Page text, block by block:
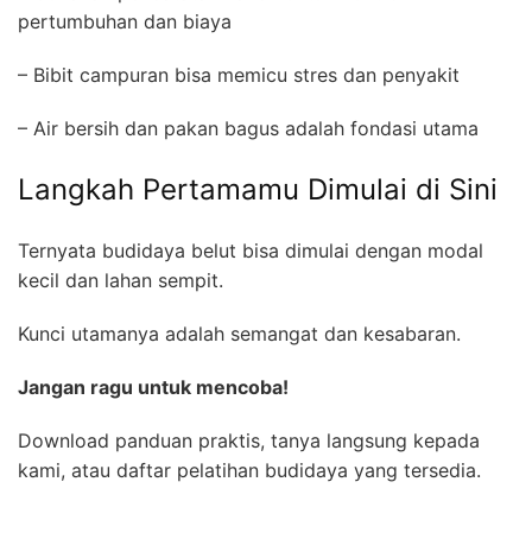
pertumbuhan dan biaya
– Bibit campuran bisa memicu stres dan penyakit
– Air bersih dan pakan bagus adalah fondasi utama
Langkah Pertamamu Dimulai di Sini
Ternyata budidaya belut bisa dimulai dengan modal
kecil dan lahan sempit.
Kunci utamanya adalah semangat dan kesabaran.
Jangan ragu untuk mencoba!
Download panduan praktis, tanya langsung kepada
kami, atau daftar pelatihan budidaya yang tersedia.